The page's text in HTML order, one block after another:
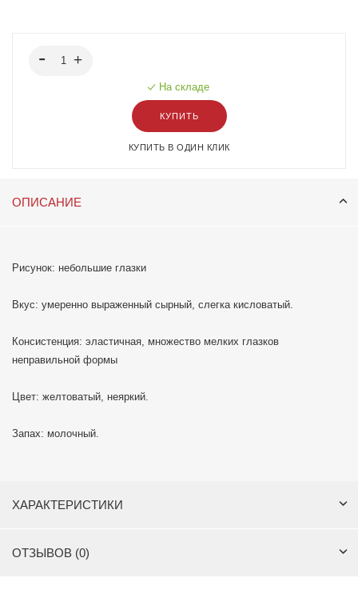
Цвет: желтоватый, неяркий.
На складе
КУПИТЬ
КУПИТЬ В ОДИН КЛИК
ОПИСАНИЕ
Рисунок: небольшие глазки
Вкус: умеренно выраженный сырный, слегка кисловатый.
Консистенция: эластичная, множество мелких глазков
неправильной формы
Цвет: желтоватый, неяркий.
Запах: молочный.
ХАРАКТЕРИСТИКИ
ОТЗЫВОВ (0)